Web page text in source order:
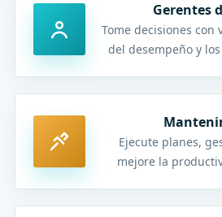
Gerentes
Tome decisiones
del desempeño y
Ejecute planes,
mejore la